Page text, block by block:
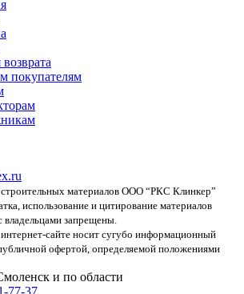
покупателям
материалов ООО “РКС Клинкер”
использование и цитирование материалов
владельцами запрещены.
сайте носит сугубо информационный
офертой, определяемой положениями
и по области